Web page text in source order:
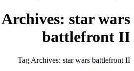
Archives: star wars
battlefront II
Tag Archives: star wars battlefront II